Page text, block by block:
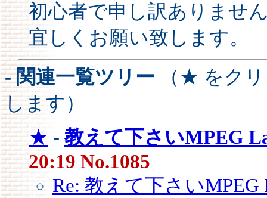
初心者で申し訳ありませ
宜しくお願い致します。
- 関連一覧ツリー （★ をク
します）
★ - 教えて下さいMPEG
20:19 No.1085
Re: 教えて下さいMPEG